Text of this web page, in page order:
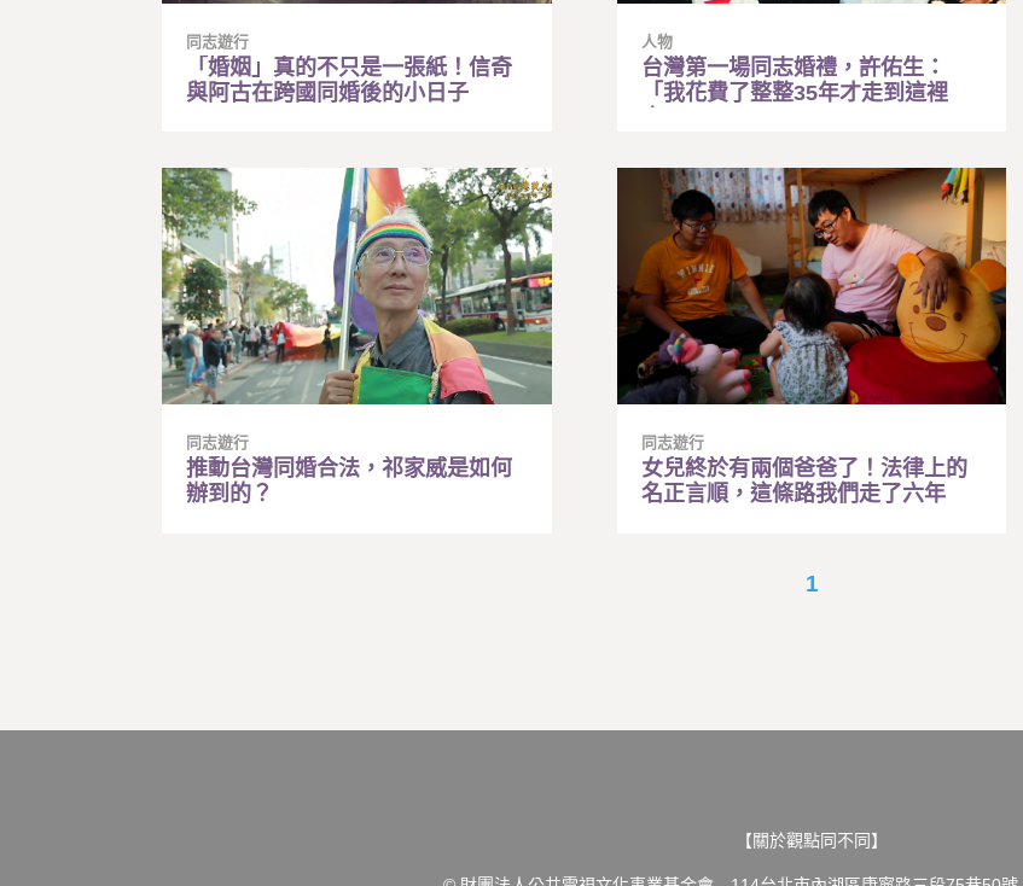
同志遊行
「婚姻」真的不只是一張紙！信奇
與阿古在跨國同婚後的小日子
人物
台灣第一場同志婚禮，許佑生：
「我花費了整整35年才走到這裡
同志遊行
推動台灣同婚合法，祁家威是如何
辦到的？
同志遊行
女兒終於有兩個爸爸了！法律上的
名正言順，這條路我們走了六年
1
【關於觀點同不同】